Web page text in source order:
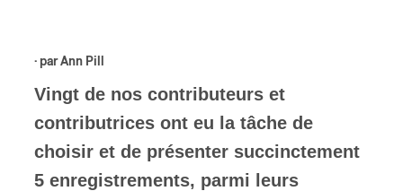
· parAnn Pill
Vingt de nos contributeurs et
contributrices ont eu la tâche de
choisir et de présenter succinctement
5 enregistrements, parmi leurs